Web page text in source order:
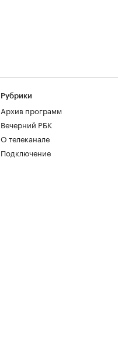
Рубрики
Архив программ
Вечерний РБК
О телеканале
Подключение